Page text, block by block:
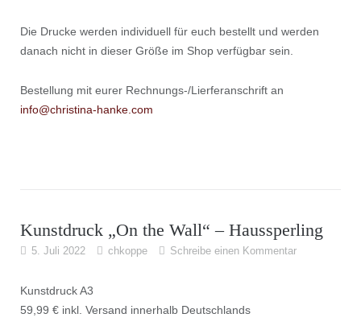
Die Drucke werden individuell für euch bestellt und werden
danach nicht in dieser Größe im Shop verfügbar sein.
Bestellung mit eurer Rechnungs-/Lierferanschrift an
info@christina-hanke.com
Kunstdruck „On the Wall“ – Haussperling
5. Juli 2022 chkoppe Schreibe einen Kommentar
Kunstdruck A3
59,99 € inkl. Versand innerhalb Deutschlands